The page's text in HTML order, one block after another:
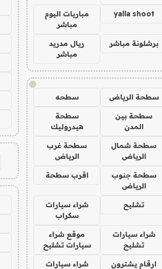
yalla shoot
مباريات اليوم
مباشر
برشلونة مباشر
ريال مدريد
مباشر
!
سطحة الرياض سطحه
سطحة بين
المدن
سطحة
هيدروليك
سطحة شمال
الرياض
سطحة غرب
الرياض
سطحة جنوب
الرياض
اقرب سطحة
تشليح
شراء سيارات
سكراب
شراء سيارات
تشليح
موقع شراء
سيارات تشليح
ارقام يشترون
شراء سيارات